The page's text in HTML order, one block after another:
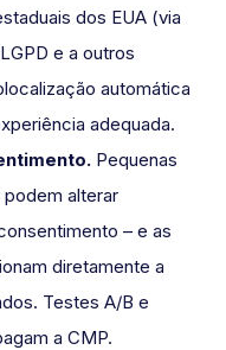
dos EUA (via
e a outros
automática
adequada.
Pequenas
alterar
– e as
diretamente a
Testes A/B e
a CMP.